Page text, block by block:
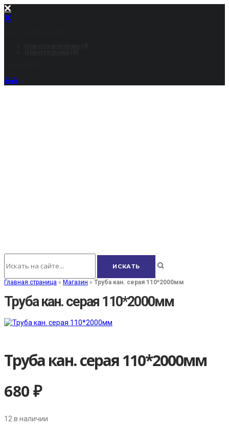
Главная страница » Магазин » Труба кан. серая 110*2000мм
Труба кан. серая 110*2000мм
Труба кан. серая 110*2000мм
680₽
12 в наличии